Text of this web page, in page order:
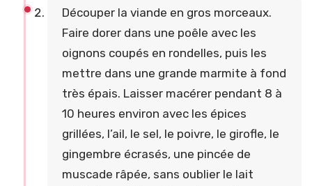
Découper la viande en gros morceaux.
Faire dorer dans une poêle avec les
oignons coupés en rondelles, puis les
mettre dans une grande marmite à fond
très épais. Laisser macérer pendant 8 à
10 heures environ avec les épices
grillées, l’ail, le sel, le poivre, le girofle, le
gingembre écrasés, une pincée de
muscade râpée, sans oublier le lait